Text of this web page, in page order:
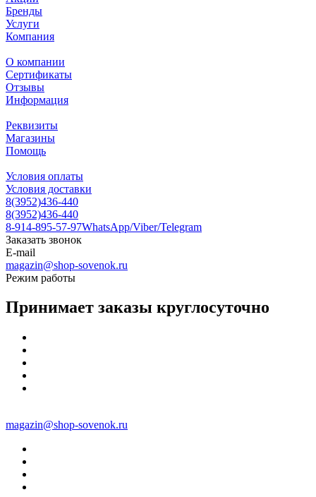
Бренды
Услуги
Компания
О компании
Сертификаты
Отзывы
Информация
Реквизиты
Магазины
Помощь
Условия оплаты
Условия доставки
8(3952)436-440
8(3952)436-440
8-914-895-57-97WhatsApp/Viber/Telegram
Заказать звонок
E-mail
magazin@shop-sovenok.ru
Режим работы
Принимает заказы круглосуточно
magazin@shop-sovenok.ru